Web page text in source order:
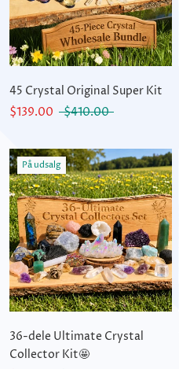
45 Crystal Original Super Kit
$139.00
$410.00
På udsalg
36-dele Ultimate Crystal
Collector Kit🤩